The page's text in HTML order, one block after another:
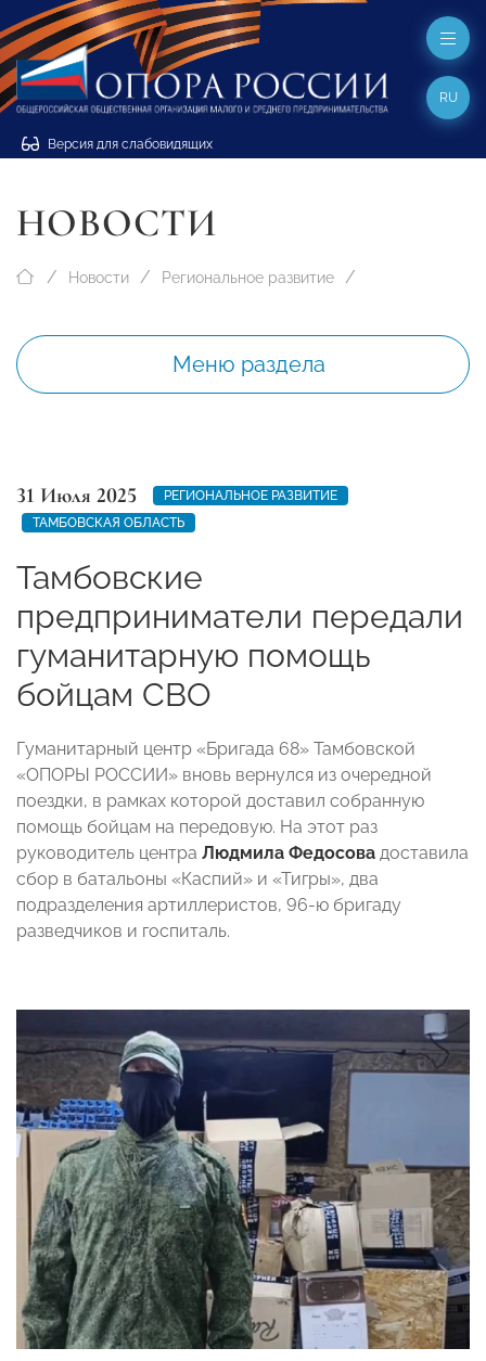
Версия для слабовидящих
RU
НОВОСТИ
Новости Региональное развитие
Меню раздела
31 Июля 2025
РЕГИОНАЛЬНОЕ РАЗВИТИЕ
ТАМБОВСКАЯ ОБЛАСТЬ
Тамбовские
предприниматели передали
гуманитарную помощь
бойцам СВО
Гуманитарный центр «Бригада 68» Тамбовской
«ОПОРЫ РОССИИ» вновь вернулся из очередной
поездки, в рамках которой доставил собранную
помощь бойцам на передовую. На этот раз
руководитель центра Людмила Федосова доставила
сбор в батальоны «Каспий» и «Тигры», два
подразделения артиллеристов, 96-ю бригаду
разведчиков и госпиталь.